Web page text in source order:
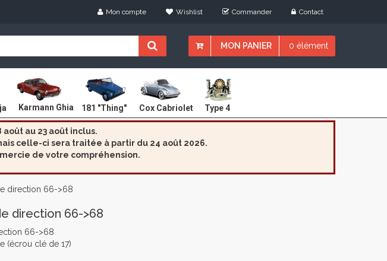
Mon compte Wishlist Commander Contact
MON PANIER 0 élément
Karmann Ghia 181 "Thing" Cox Cabriolet Type 4
au 23 août inclus.
celle-ci sera traitée à partir du 24 août 2026.
de votre compréhension.
direction 66->68
direction 66->68
66->68
(écrou clé de 17)